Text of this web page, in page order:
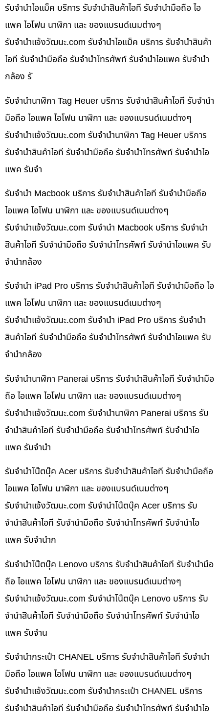
รับจำนำไอแม็ค บริการ รับจำนำสินค้าไอที รับจำนำมือถือ ไอ
แพค ไอโฟน นาฬิกา และ ของแบรนด์เนมต่างๆ
รับจํานําแจ้งวัฒนะ.com รับจำนำไอแม็ค บริการ รับจำนำสินค้า
ไอที รับจำนำมือถือ รับจำนำโทรศัพท์ รับจำนำไอแพค รับจำนำ
กล้อง รั
รับจำนำนาฬิกา Tag Heuer บริการ รับจำนำสินค้าไอที รับจำนำ
มือถือ ไอแพค ไอโฟน นาฬิกา และ ของแบรนด์เนมต่างๆ
รับจํานําแจ้งวัฒนะ.com รับจำนำนาฬิกา Tag Heuer บริการ
รับจำนำสินค้าไอที รับจำนำมือถือ รับจำนำโทรศัพท์ รับจำนำไอ
แพค รับจำ
รับจำนำ Macbook บริการ รับจำนำสินค้าไอที รับจำนำมือถือ
ไอแพค ไอโฟน นาฬิกา และ ของแบรนด์เนมต่างๆ
รับจํานําแจ้งวัฒนะ.com รับจำนำ Macbook บริการ รับจำนำ
สินค้าไอที รับจำนำมือถือ รับจำนำโทรศัพท์ รับจำนำไอแพค รับ
จำนำกล้อง
รับจำนำ iPad Pro บริการ รับจำนำสินค้าไอที รับจำนำมือถือ ไอ
แพค ไอโฟน นาฬิกา และ ของแบรนด์เนมต่างๆ
รับจํานําแจ้งวัฒนะ.com รับจำนำ iPad Pro บริการ รับจำนำ
สินค้าไอที รับจำนำมือถือ รับจำนำโทรศัพท์ รับจำนำไอแพค รับ
จำนำกล้อง
รับจำนำนาฬิกา Panerai บริการ รับจำนำสินค้าไอที รับจำนำมือ
ถือ ไอแพค ไอโฟน นาฬิกา และ ของแบรนด์เนมต่างๆ
รับจํานําแจ้งวัฒนะ.com รับจำนำนาฬิกา Panerai บริการ รับ
จำนำสินค้าไอที รับจำนำมือถือ รับจำนำโทรศัพท์ รับจำนำไอ
แพค รับจำนำ
รับจำนำโน๊ตบุ๊ค Acer บริการ รับจำนำสินค้าไอที รับจำนำมือถือ
ไอแพค ไอโฟน นาฬิกา และ ของแบรนด์เนมต่างๆ
รับจํานําแจ้งวัฒนะ.com รับจำนำโน๊ตบุ๊ค Acer บริการ รับ
จำนำสินค้าไอที รับจำนำมือถือ รับจำนำโทรศัพท์ รับจำนำไอ
แพค รับจำนำก
รับจำนำโน๊ตบุ๊ค Lenovo บริการ รับจำนำสินค้าไอที รับจำนำมือ
ถือ ไอแพค ไอโฟน นาฬิกา และ ของแบรนด์เนมต่างๆ
รับจํานําแจ้งวัฒนะ.com รับจำนำโน๊ตบุ๊ค Lenovo บริการ รับ
จำนำสินค้าไอที รับจำนำมือถือ รับจำนำโทรศัพท์ รับจำนำไอ
แพค รับจำน
รับจำนำกระเป๋า CHANEL บริการ รับจำนำสินค้าไอที รับจำนำ
มือถือ ไอแพค ไอโฟน นาฬิกา และ ของแบรนด์เนมต่างๆ
รับจํานําแจ้งวัฒนะ.com รับจำนำกระเป๋า CHANEL บริการ
รับจำนำสินค้าไอที รับจำนำมือถือ รับจำนำโทรศัพท์ รับจำนำไอ